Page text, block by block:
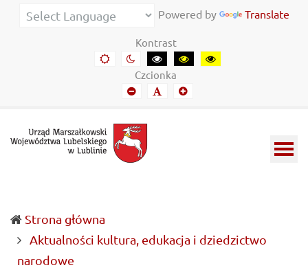
Urząd
Informacje
Lubelszczyźnie
Powered by Translate
Kontrast
Domyślny
kontrast
Kontrast
nocny
Kontrast
czarny-
biały
Kontrast
czarny-
Kontrast
żółto-
Czcionka
Mniejszy
font
Domyślny
font
Mniejszy
Strona główna
Aktualności kultura, edukacja i dziedzictwo
narodowe